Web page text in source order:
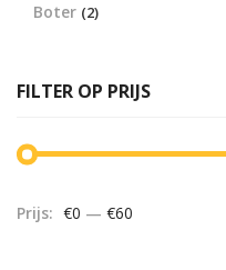
Boter (2)
FILTER OP PRIJS
Prijs: €0 — €60